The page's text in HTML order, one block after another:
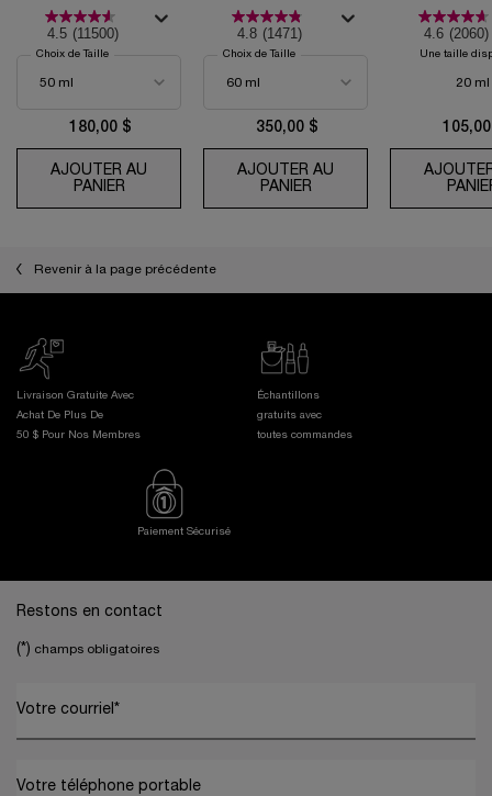
action: Fermeté, Rides,
Teint Irrégulier
4.5 (11500)
Choix de Taille
180,00 $
AJOUTER AU
PANIERRÉNERGIE H.C.F. TRIPLE SÉRUM
ROSE
4.8 (1471)
Choix de Taille
350,00 $
AJOUTER AU
PANIERABSOLUE CRÈME
Regard -
4.6 (2060)
Une taille
20 ml
Revenir à la page précédente
Livraison Gratuite Avec
Achat De Plus De
50 $ Pour Nos Membres
Échantillons
gratuits avec
toutes commandes
Paiement Sécurisé
Restons en contact
(*) champs obligatoires
Votre courriel *
Votre téléphone portable